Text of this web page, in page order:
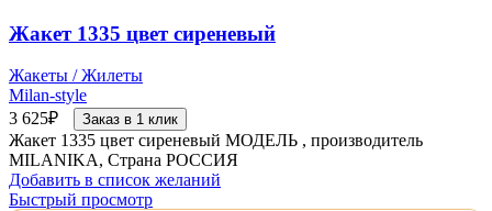
Жакет 1335 цвет сиреневый
Жакеты / Жилеты
Milan-style
3 625₽ Заказ в 1 клик
Жакет 1335 цвет сиреневый МОДЕЛЬ , производитель
MILANIKA, Страна РОССИЯ
Добавить в список желаний
Быстрый просмотр